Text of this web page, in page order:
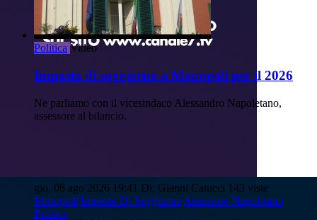
Politica Video
Imposta di soggiorno a Monopoli per il 2026
Ne parliamo con il vicesindaco Alessandro Napoletano,
assessore al bilancio.
gio, 06 ago 2026 19:41 Di: Gianni Catucci 143 viste
Monopoli Imposta-Di-Soggiorno Assessore-Napoletano
Politica